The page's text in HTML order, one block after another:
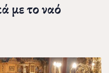
με το ναό